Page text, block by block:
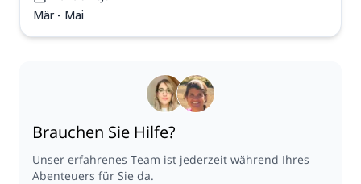
Mär - Mai
Brauchen Sie Hilfe?
Unser erfahrenes Team ist jederzeit während Ihres
Abenteuers für Sie da.